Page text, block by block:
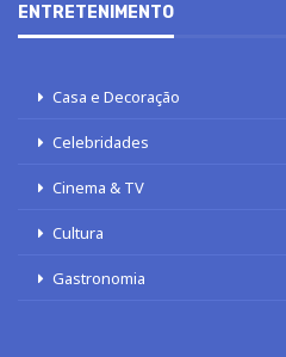
ENTRETENIMENTO
Casa e Decoração
Celebridades
Cinema & TV
Cultura
Gastronomia